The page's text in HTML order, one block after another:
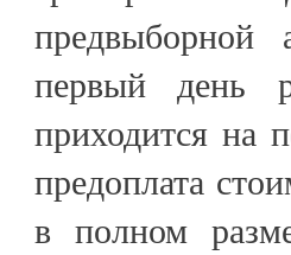
первый день
приходится на
предоплата
в полном